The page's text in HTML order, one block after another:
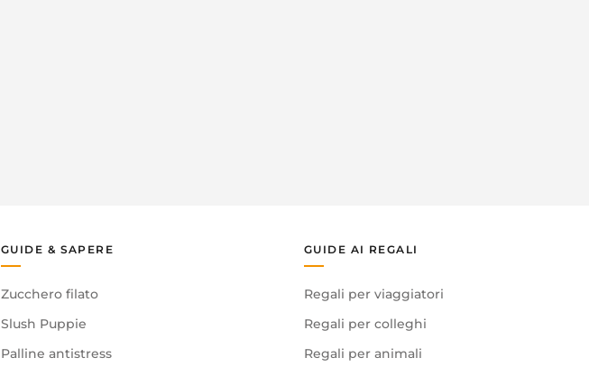
GUIDE & SAPERE
Zucchero filato
Slush Puppie
Palline antistress
GUIDE AI REGALI
Regali per viaggiatori
Regali per colleghi
Regali per animali